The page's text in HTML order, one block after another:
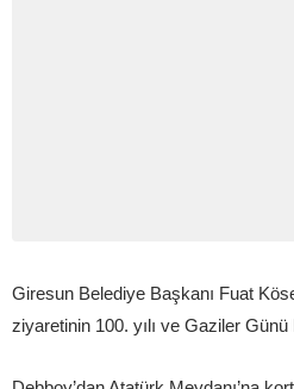
Giresun Belediye Başkanı Fuat
ziyaretinin 100. yılı ve Gaziler Günü